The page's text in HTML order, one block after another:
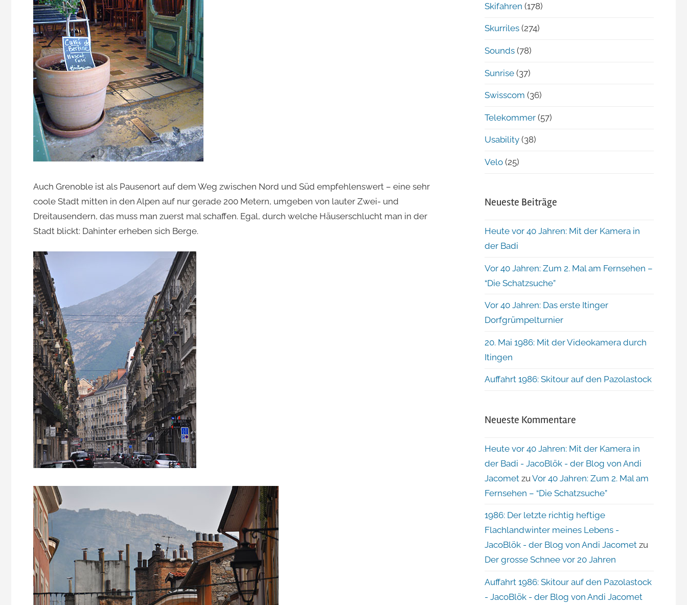
Auch Grenoble ist als Pausenort auf dem Weg zwischen Nord und Süd empfehlenswert – eine sehr
coole Stadt mitten in den Alpen auf nur gerade 200 Metern, umgeben von lauter Zwei- und
Dreitausendern, das muss man zuerst mal schaffen. Egal, durch welche Häuserschlucht man in der
Stadt blickt: Dahinter erheben sich Berge.
Skifahren (178)
Skurriles (274)
Sounds (78)
Sunrise (37)
Swisscom (36)
Telekommer (57)
Usability (38)
Velo (25)
Neueste Beiträge
Heute vor 40 Jahren: Mit der Kamera in
der Badi
Vor 40 Jahren: Zum 2. Mal am Fernsehen –
“Die Schatzsuche”
Vor 40 Jahren: Das erste Itinger
Dorfgrümpelturnier
20. Mai 1986: Mit der Videokamera durch
Itingen
Auffahrt 1986: Skitour auf den Pazolastock
Neueste Kommentare
Heute vor 40 Jahren: Mit der Kamera in
der Badi - JacoBlök - der Blog von Andi
Jacomet zu Vor 40 Jahren: Zum 2. Mal am
Fernsehen – “Die Schatzsuche”
1986: Der letzte richtig heftige
Flachlandwinter meines Lebens -
JacoBlök - der Blog von Andi Jacomet zu
Der grosse Schnee vor 20 Jahren
Auffahrt 1986: Skitour auf den Pazolastock
- JacoBlök - der Blog von Andi Jacomet